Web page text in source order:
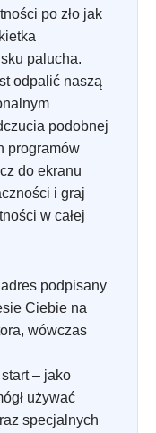
po zło jak
palucha.
odpalić naszą
podobnej
programów
do ekranu
i graj
w całej
podpisany
Ciebie na
wówczas
– jako
używać
specjalnych